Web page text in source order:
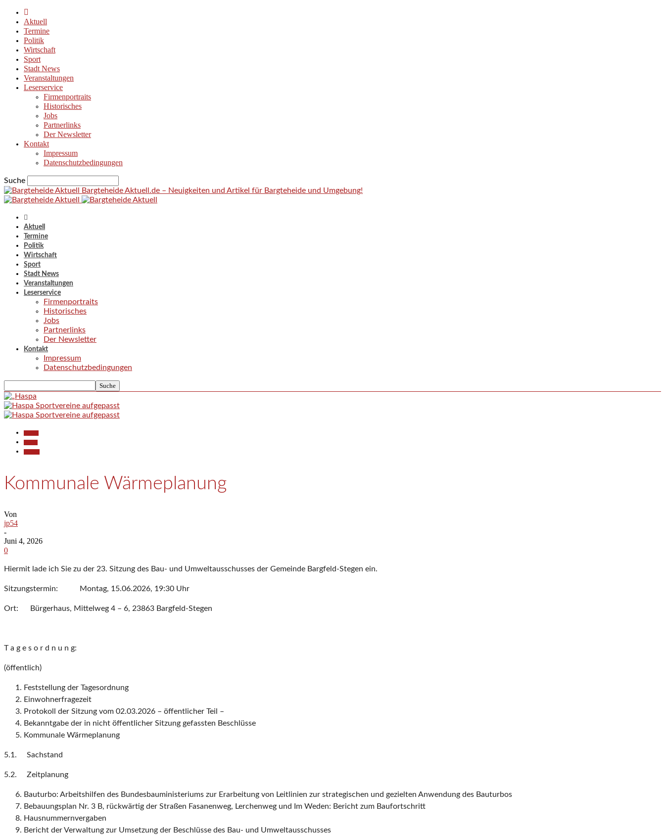
Aktuell
Termine
Politik
Wirtschaft
Sport
Stadt News
Veranstaltungen
Leserservice
Firmenportraits
Historisches
Jobs
Partnerlinks
Der Newsletter
Kontakt
Impressum
Datenschutzbedingungen
Suche
Bargteheide Aktuell.de – Neuigkeiten und Artikel für Bargteheide und Umgebung!
Aktuell
Termine
Politik
Wirtschaft
Sport
Stadt News
Veranstaltungen
Leserservice
Firmenportraits
Historisches
Jobs
Partnerlinks
Der Newsletter
Kontakt
Impressum
Datenschutzbedingungen
Kommunale Wärmeplanung
Von
jp54
-
Juni 4, 2026
0
Hiermit lade ich Sie zu der 23. Sitzung des Bau- und Umweltausschusses der Gemeinde Bargfeld-Stegen ein.
Sitzungstermin: Montag, 15.06.2026, 19:30 Uhr
Ort: Bürgerhaus, Mittelweg 4 – 6, 23863 Bargfeld-Stegen
T a g e s o r d n u n g:
(öffentlich)
Feststellung der Tagesordnung
Einwohnerfragezeit
Protokoll der Sitzung vom 02.03.2026 – öffentlicher Teil –
Bekanntgabe der in nicht öffentlicher Sitzung gefassten Beschlüsse
Kommunale Wärmeplanung
5.1. Sachstand
5.2. Zeitplanung
Bauturbo: Arbeitshilfen des Bundesbauministeriums zur Erarbeitung von Leitlinien zur strategischen und gezielten Anwendung des Bauturbos
Bebauungsplan Nr. 3 B, rückwärtig der Straßen Fasanenweg, Lerchenweg und Im Weden: Bericht zum Baufortschritt
Hausnummernvergaben
Bericht der Verwaltung zur Umsetzung der Beschlüsse des Bau- und Umweltausschusses